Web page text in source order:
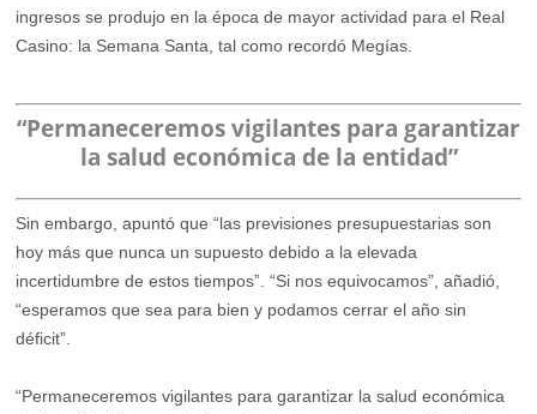
ingresos se produjo en la época de mayor actividad para el Real
Casino: la Semana Santa, tal como recordó Megías.
“Permaneceremos vigilantes para garantizar
la salud económica de la entidad”
Sin embargo, apuntó que “las previsiones presupuestarias son
hoy más que nunca un supuesto debido a la elevada
incertidumbre de estos tiempos”. “Si nos equivocamos”, añadió,
“esperamos que sea para bien y podamos cerrar el año sin
déficit”.
“Permaneceremos vigilantes para garantizar la salud económica